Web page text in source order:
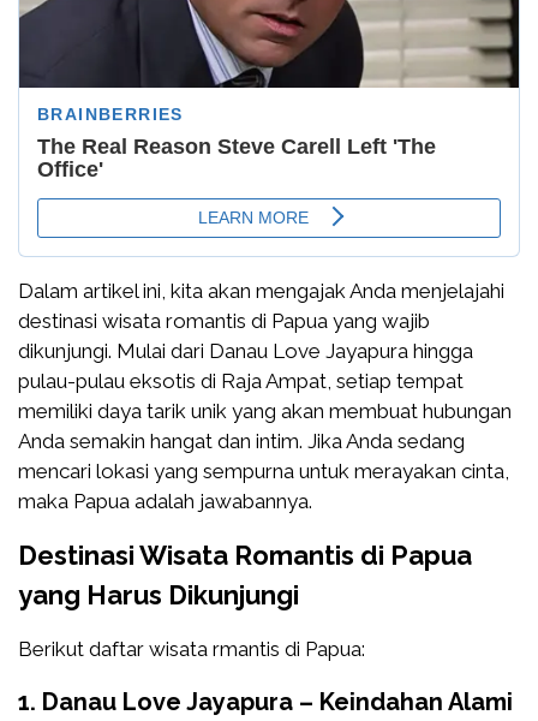
Dalam artikel ini, kita akan mengajak Anda menjelajahi
destinasi wisata romantis di Papua yang wajib
dikunjungi. Mulai dari Danau Love Jayapura hingga
pulau-pulau eksotis di Raja Ampat, setiap tempat
memiliki daya tarik unik yang akan membuat hubungan
Anda semakin hangat dan intim. Jika Anda sedang
mencari lokasi yang sempurna untuk merayakan cinta,
maka Papua adalah jawabannya.
Destinasi Wisata Romantis di Papua
yang Harus Dikunjungi
Berikut daftar wisata rmantis di Papua:
1. Danau Love Jayapura – Keindahan Alami